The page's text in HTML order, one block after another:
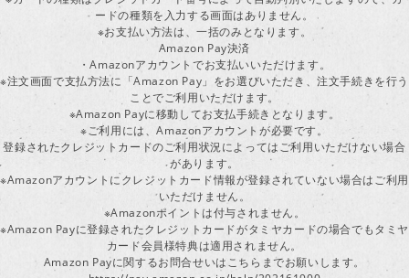
ードの種類を入力する画面はありません。
※お支払い方法は、一括のみとなります。
Amazon Pay決済
・Amazonアカウントでお支払いいただけます。
※注文画面で支払方法に「Amazon Pay」をお選びいただき、注文手続きを行う
ことでご利用いただけます。
※Amazon Payに移動してお支払手続きとなります。
※ご利用には、Amazonアカウントが必要です。
登録されたクレジットカードのご利用状況によってはご利用いただけない場合
があります。
※Amazonアカウントにクレジットカード情報が登録されていない場合はご利用
いただけません。
※Amazonポイントは付与されません。
※Amazon Payに登録されたクレジットカードがタミヤカードの場合でもタミヤ
カード会員様特典は適用されません。
Amazon Payに関するお問合せいはこちらまでお願いします。